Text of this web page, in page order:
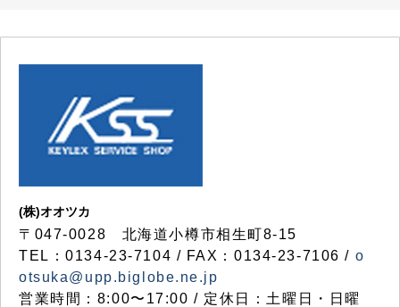
(株)オオツカ
〒047-0028 北海道小樽市相生町8-15
TEL：0134-23-7104 / FAX：0134-23-7106 / o
otsuka@upp.biglobe.ne.jp
営業時間：8:00〜17:00 / 定休日：土曜日・日曜